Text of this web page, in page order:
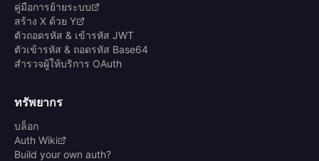
คู่มือการย้ายระบบ
สร้าง X ด้วย Y
ตัวถอดรหัส & เข้ารหัส JWT
ตัวเข้ารหัส & ถอดรหัส Base64
สำรวจผู้ให้บริการ OAuth
ทรัพยากร
บล็อก
Auth Wiki
Build your own auth?